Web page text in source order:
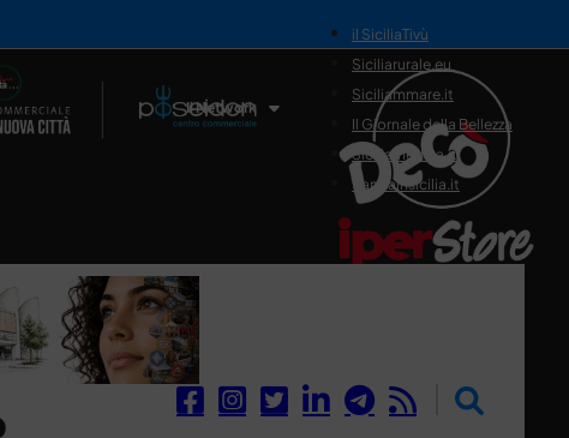
Il Network
il SiciliaTivù
Siciliarurale.eu
Siciliammare.it
Il Giornale della Bellezza
Siciliamedica.it
Sanitainsicilia.it